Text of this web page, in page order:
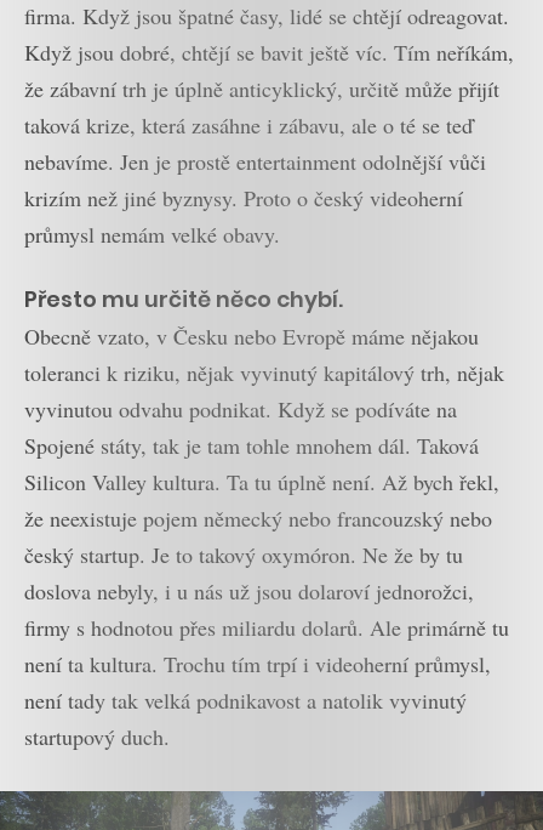
firma. Když jsou špatné časy, lidé se chtějí odreagovat.
Když jsou dobré, chtějí se bavit ještě víc. Tím neříkám,
že zábavní trh je úplně anticyklický, určitě může přijít
taková krize, která zasáhne i zábavu, ale o té se teď
nebavíme. Jen je prostě entertainment odolnější vůči
krizím než jiné byznysy. Proto o český videoherní
průmysl nemám velké obavy.
Přesto mu určitě něco chybí.
Obecně vzato, v Česku nebo Evropě máme nějakou
toleranci k riziku, nějak vyvinutý kapitálový trh, nějak
vyvinutou odvahu podnikat. Když se podíváte na
Spojené státy, tak je tam tohle mnohem dál. Taková
Silicon Valley kultura. Ta tu úplně není. Až bych řekl,
že neexistuje pojem německý nebo francouzský nebo
český startup. Je to takový oxymóron. Ne že by tu
doslova nebyly, i u nás už jsou dolaroví jednorožci,
firmy s hodnotou přes miliardu dolarů. Ale primárně tu
není ta kultura. Trochu tím trpí i videoherní průmysl,
není tady tak velká podnikavost a natolik vyvinutý
startupový duch.